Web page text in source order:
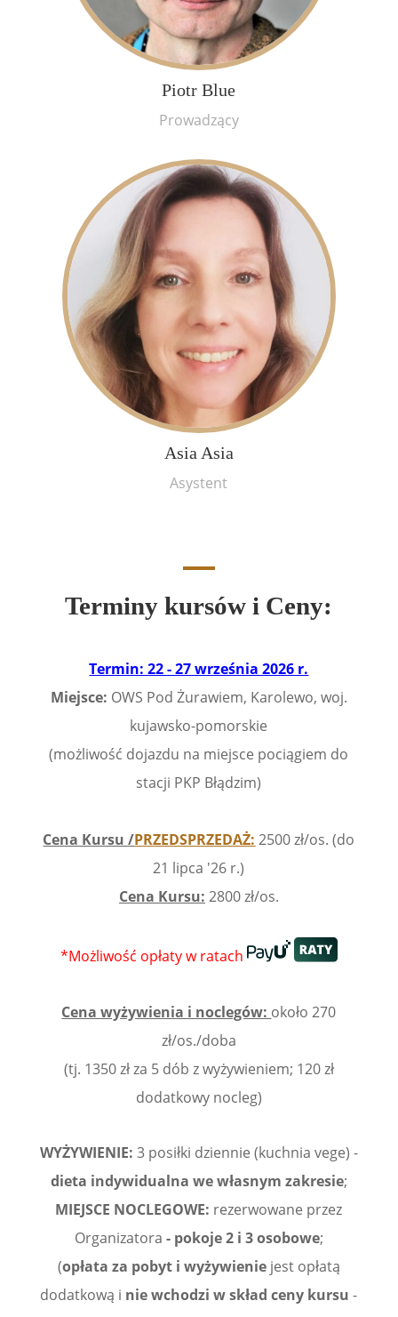
Piotr Blue
Prowadzący
Asia Asia
Asystent
Terminy kursów i Ceny:
Termin: 22 - 27 września 2026 r.
Miejsce: OWS Pod Żurawiem, Karolewo, woj.
kujawsko-pomorskie
(możliwość dojazdu na miejsce pociągiem do
stacji PKP Błądzim)
Cena Kursu /PRZEDSPRZEDAŻ: 2500 zł/os. (do
21 lipca '26 r.)
Cena Kursu: 2800 zł/os.
*Możliwość opłaty w ratach
Cena wyżywienia i noclegów: około 270
zł/os./doba
(tj. 1350 zł za 5 dób z wyżywieniem; 120 zł
dodatkowy nocleg)
WYŻYWIENIE: 3 posiłki dziennie (kuchnia vege) -
dieta indywidualna we własnym zakresie;
MIEJSCE NOCLEGOWE: rezerwowane przez
Organizatora - pokoje 2 i 3 osobowe;
(opłata za pobyt i wyżywieniejest opłatą
dodatkową i nie wchodzi w skład ceny kursu -